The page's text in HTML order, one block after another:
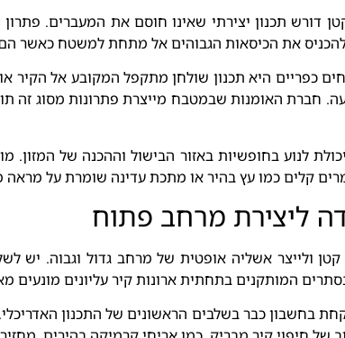
דורש תכנון יצירתי שאינו חוסם את המעברים.
את הכיסאות הגבוהים אל מתחת למשטח כאשר
היא תכנון שולחן מתקפל המקובע אל הקיר
חברת האומנות שבמטבח מייצרת פתרונות מסוג זה
לנוע בחופשיות באזור הבישול וההכנה של המזון.
קלים כמו עץ בהיר או מתכת עדינה שומרת על מראה
ליצירת מרחב פתוח
קטן ולייצר אשליה אופטית של מרחב גדול וגבוה.
המותקנים בתחתית ארונות קיר עליונים מונעים
בחשבון כבר בשלבים הראשונים של התכנון